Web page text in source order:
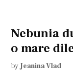
Nebunia
o mare
by Jeanina Vlad